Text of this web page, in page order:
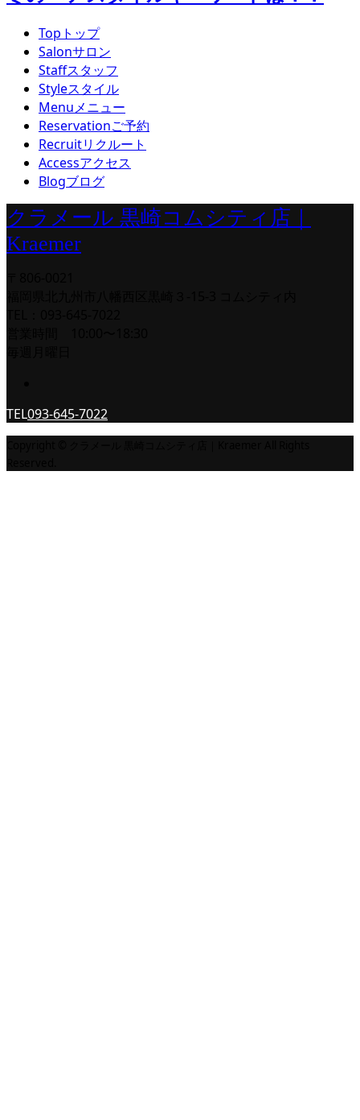
Top トップ
Salonサロン
Staffスタッフ
Styleスタイル
Menuメニュー
Reservationご予約
Recruitリクルート
Accessアクセス
Blogブログ
クラメール 黒崎コムシティ店｜
Kraemer
TEL093-645-7022